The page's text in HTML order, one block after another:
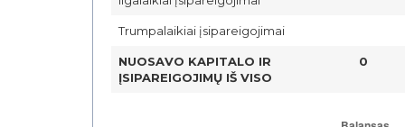
Trumpalaikiai įsipareigojimai
NUOSAVO KAPITALO IR
ĮSIPAREIGOJIMŲ IŠ VISO
0